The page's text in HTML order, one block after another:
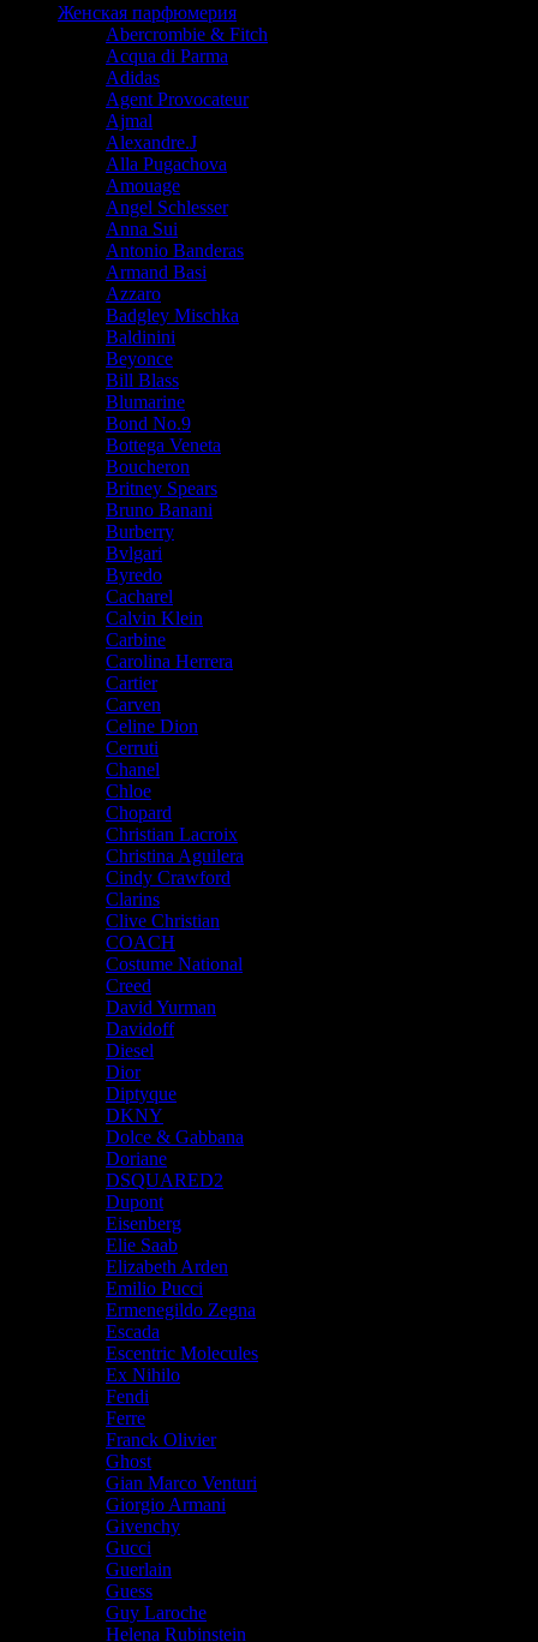
Женская парфюмерия
Abercrombie & Fitch
Acqua di Parma
Adidas
Agent Provocateur
Ajmal
Alexandre.J
Alla Pugachova
Amouage
Angel Schlesser
Anna Sui
Antonio Banderas
Armand Basi
Azzaro
Badgley Mischka
Baldinini
Beyonce
Bill Blass
Blumarine
Bond No.9
Bottega Veneta
Boucheron
Britney Spears
Bruno Banani
Burberry
Bvlgari
Byredo
Cacharel
Calvin Klein
Carbine
Carolina Herrera
Cartier
Carven
Celine Dion
Cerruti
Chanel
Chloe
Chopard
Christian Lacroix
Christina Aguilera
Cindy Crawford
Clarins
Clive Christian
COACH
Costume National
Creed
David Yurman
Davidoff
Diesel
Dior
Diptyque
DKNY
Dolce & Gabbana
Doriane
DSQUARED2
Dupont
Eisenberg
Elie Saab
Elizabeth Arden
Emilio Pucci
Ermenegildo Zegna
Escada
Escentric Molecules
Ex Nihilo
Fendi
Ferre
Franck Olivier
Ghost
Gian Marco Venturi
Giorgio Armani
Givenchy
Gucci
Guerlain
Guess
Guy Laroche
Helena Rubinstein